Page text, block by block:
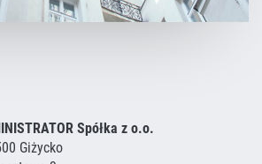
Spółka z o.o.
Giżycko